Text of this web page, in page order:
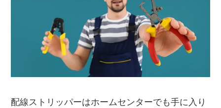
配線ストリッパーはホームセンターでも手に入り